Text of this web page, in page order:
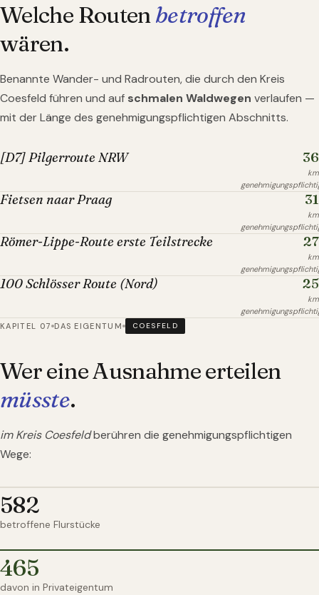
Welche Routenbetroffen
wären.
Benannte Wander- und Radrouten, die durch den Kreis
Coesfeld führen und auf schmalen Waldwegen verlaufen —
mit der Länge des genehmigungspflichtigen Abschnitts.
[D7] Pilgerroute NRW 36
km
Fietsen naar Praag 31
km
Römer-Lippe-Route erste Teilstrecke 27
km
100 Schlösser Route (Nord) 25
km
KAPITEL 07 DAS EIGENTUM COESFELD
Wer eine Ausnahme erteilen
müsste.
im Kreis Coesfeldberühren die genehmigungspflichtigen
Wege:
582
betroffene Flurstücke
465
davon in Privateigentum